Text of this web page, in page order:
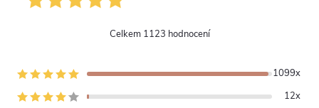
1123 hodnocení
1099x
12x